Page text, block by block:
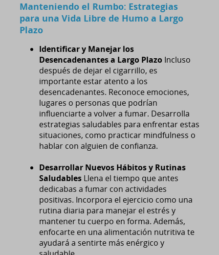
Manteniendo el Rumbo: Estrategias
para una Vida Libre de Humo a Largo
Plazo
Identificar y Manejar los
Desencadenantes a Largo Plazo Incluso
después de dejar el cigarrillo, es
importante estar atento a los
desencadenantes. Reconoce emociones,
lugares o personas que podrían
influenciarte a volver a fumar. Desarrolla
estrategias saludables para enfrentar estas
situaciones, como practicar mindfulness o
hablar con alguien de confianza.
Desarrollar Nuevos Hábitos y Rutinas
Saludables Llena el tiempo que antes
dedicabas a fumar con actividades
positivas. Incorpora el ejercicio como una
rutina diaria para manejar el estrés y
mantener tu cuerpo en forma. Además,
enfocarte en una alimentación nutritiva te
ayudará a sentirte más enérgico y